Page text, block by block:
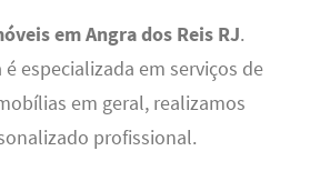
em Angra dos Reis RJ.
é especializada em serviços de
em geral, realizamos
profissional.